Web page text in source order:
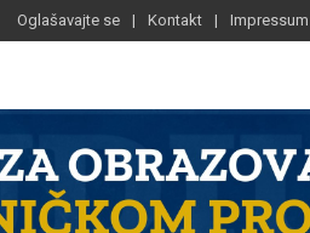
Oglašavajte se Kontakt Impressum